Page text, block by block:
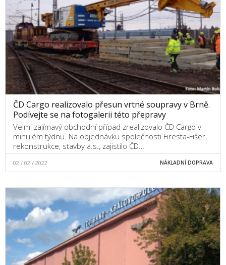
ČD Cargo realizovalo přesun vrtné soupravy v Brně.
Podívejte se na fotogalerii této přepravy
Velmi zajímavý obchodní případ zrealizovalo ČD Cargo v
minulém týdnu. Na objednávku společnosti Firesta-Fišer,
rekonstrukce, stavby a.s., zajistilo ČD…
02 / 02 / 2022 NÁKLADNÍ DOPRAVA